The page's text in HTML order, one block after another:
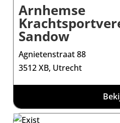
Arnhemse
Sandow
Agnietenstraat 88
3512 XB, Utrecht